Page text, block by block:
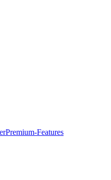
Premium-Features